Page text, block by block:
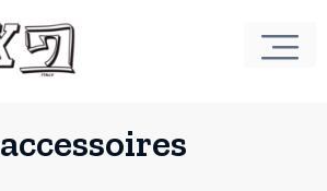
accessoires